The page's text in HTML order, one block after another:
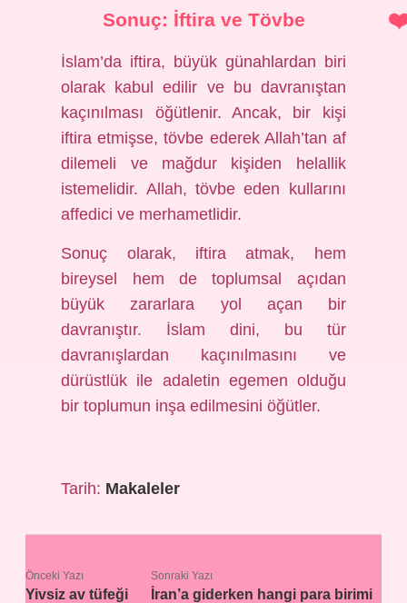
Sonuç: İftira ve Tövbe
İslam’da iftira, büyük günahlardan biri
olarak kabul edilir ve bu davranıştan
kaçınılması öğütlenir. Ancak, bir kişi
iftira etmişse, tövbe ederek Allah’tan af
dilemeli ve mağdur kişiden helallik
istemelidir. Allah, tövbe eden kullarını
affedici ve merhametlidir.
Sonuç olarak, iftira atmak, hem
bireysel hem de toplumsal açıdan
büyük zararlara yol açan bir
davranıştır. İslam dini, bu tür
davranışlardan kaçınılmasını ve
dürüstlük ile adaletin egemen olduğu
bir toplumun inşa edilmesini öğütler.
Tarih: Makaleler
Önceki Yazı
Yivsiz av tüfeği
Sonraki Yazı
İran’a giderken hangi para birimi